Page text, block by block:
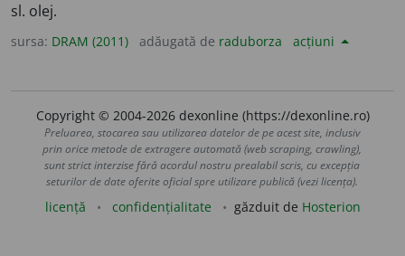
sl. olej.
sursa: DRAM (2011) adăugată de raduborza acțiuni
Copyright © 2004-2026 dexonline (https://dexonline.ro)
Preluarea, stocarea sau utilizarea datelor de pe acest site, inclusiv
prin orice metode de extragere automată (web scraping, crawling),
sunt strict interzise fără acordul nostru prealabil scris, cu excepția
seturilor de date oferite oficial spre utilizare publică (vezi licența).
licență confidențialitate găzduit de Hosterion